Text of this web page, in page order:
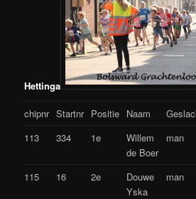
Hettinga
chipnr Startnr Positie Naam
113
334 1e
Willem
de Boer
man
115 16 2e
Douwe
Yska
man